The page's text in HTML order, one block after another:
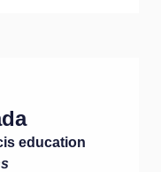
education